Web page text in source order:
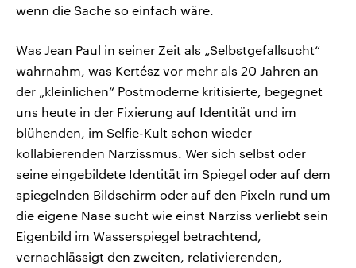
wenn die Sache so einfach wäre.
Was Jean Paul in seiner Zeit als „Selbstgefallsucht“
wahrnahm, was Kertész vor mehr als 20 Jahren an
der „kleinlichen“ Postmoderne kritisierte, begegnet
uns heute in der Fixierung auf Identität und im
blühenden, im Selfie-Kult schon wieder
kollabierenden Narzissmus. Wer sich selbst oder
seine eingebildete Identität im Spiegel oder auf dem
spiegelnden Bildschirm oder auf den Pixeln rund um
die eigene Nase sucht wie einst Narziss verliebt sein
Eigenbild im Wasserspiegel betrachtend,
vernachlässigt den zweiten, relativierenden,